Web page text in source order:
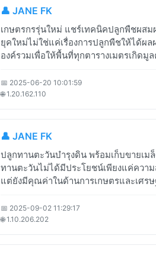
👤 JANE FK
เกษตรกรรุ่นใหม่ แชร์เทคนิคปลูกพืชผสม
ยุคใหม่ไม่ใช่แค่เรื่องการปลูกพืชให้ได้ผ
องค์รวมเพื่อให้พื้นที่ทุกตารางเมตรเกิดมู
📅 2025-06-20 10:01:59
🌐 1.20.162.110
👤 JANE FK
ปลูกทานตะวันบำรุงดิน พร้อมเก็บขายเม
ทานตะวันไม่ได้มีประโยชน์เพียงแค่ควา
แต่ยังมีคุณค่าในด้านการเกษตรและเศร
📅 2025-09-02 11:29:17
🌐 1.10.206.202